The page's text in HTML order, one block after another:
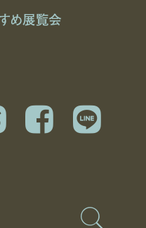
め展覧会
Facebook LINE